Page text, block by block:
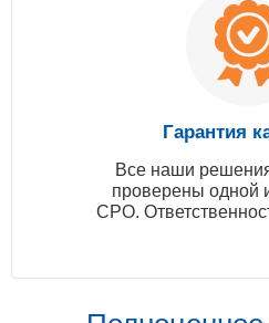
Гарантия
Все наши
проверены одной
СРО.